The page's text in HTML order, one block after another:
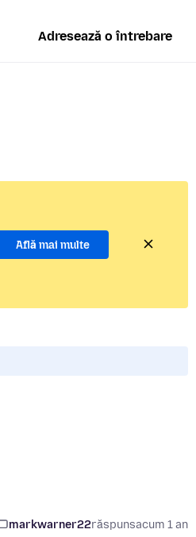
Adresează o întrebare
Află mai multe
markwarner22răspunsacum 1 an